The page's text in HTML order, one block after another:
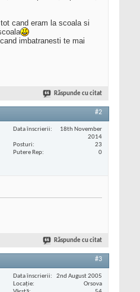
cand eram la scoala si
imbatranesti te mai
Răspunde cu citat
#2
Data înscrierii
18th November
2014
Posturi
23
Putere Rep
0
Răspunde cu citat
#3
Data înscrierii
2nd August 2005
Locaţie
Orsova